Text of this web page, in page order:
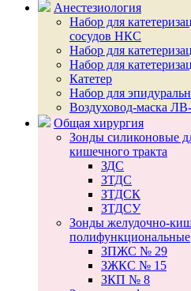
Анестезиология
Набор для
сосудов НКС
Набор для
Набор для
Катетер
Набор для
Воздуховод-маска
Общая хирургия
Зонды силиконовые
кишечного тракта
ЗДС
ЗТДС
ЗТДСК
ЗТДСУ
Зонды желудочно-
полифункциональные
ЗПЖС № 29
ЗЖКС № 15
ЗКП № 8